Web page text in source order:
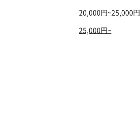
20,000円~25,000円
25,000円~